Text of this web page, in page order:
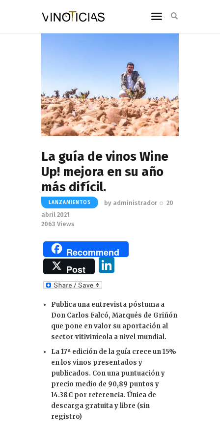
La guía de vinos Wine
Up! mejora en su año
más difícil.
LANZAMIENTOS by administrador
20
abril 2021
2063 Views
Recommend
Post
k
e
dI
n
Publica una entrevista póstuma a
Don Carlos Falcó, Marqués de Griñón
que pone en valor su aportación al
sector vitivinícola a nivel mundial.
La 17ª edición de la guía crece un 15%
en los vinos presentados y
publicados. Con una puntuación y
precio medio de 90,89 puntos y
14.38€ por referencia. Única de
descarga gratuita y libre (sin
registro)